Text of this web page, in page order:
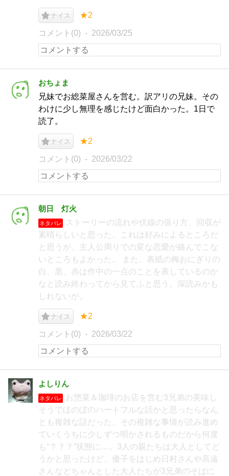
ナイス ★2
コメント(0) 2026/03/25
おちょま
兄妹でお総菜屋さんを営む。訳アリの兄妹。その
わけに少し無理を感じたけど面白かった。1日で
読了。
ナイス ★2
コメント(0) 2026/03/22
朝日 灯火
ネタバレ
ストーリーの流れや伏線の張り方、回収が
素晴らしいと思った。これは好みによるところだ
と思うが、主人公周りでの変な恋愛が絡んでこな
いところもよかった。 また、表紙の梅おにぎりの
白、黒、赤は作中の一点のことを表しているのか
なと読み終わってから見てふと思う。深読みかも
しれないが。
ナイス ★2
コメント(0) 2026/03/22
よしりん
ネタバレ
お惣菜＆珈琲のお店を営む3兄弟の美味し
そうでほのぼのハートフルな話かと思ったらなん
とも複雑な話だった。その複雑な事情が読み進め
ていくうちに少しずつ明かされるものだから何度
も“？？？”状態に…。3人の親たちは大人としてど
うかと思ったけど、優子をはじめ日村さんや高遠
さんなどちゃんとした大人たちが3兄弟のそばに